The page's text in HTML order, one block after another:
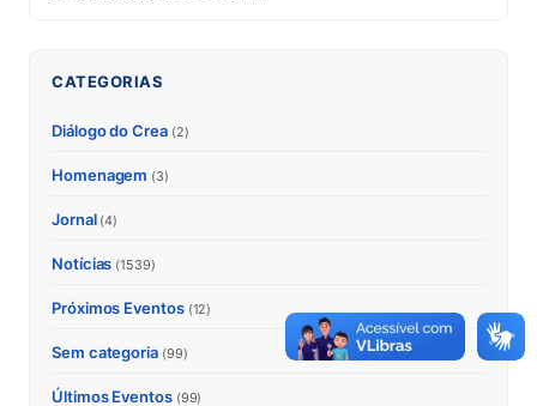
CATEGORIAS
Diálogo do Crea (2)
Homenagem (3)
Jornal (4)
Notícias (1539)
Próximos Eventos (12)
Sem categoria (99)
Últimos Eventos (99)